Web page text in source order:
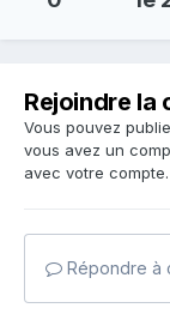
Rejoindre la
Vous pouvez
vous avez un
avec votre compte.
Répondre à